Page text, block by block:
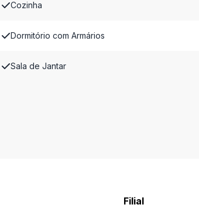
Cozinha
Dormitório com Armários
Sala de Jantar
Filial